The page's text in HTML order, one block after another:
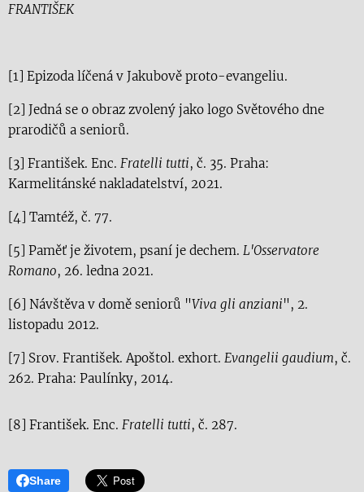
FRANTIŠEK
[1] Epizoda líčená v Jakubově proto-evangeliu.
[2] Jedná se o obraz zvolený jako logo Světového dne
prarodičů a seniorů.
[3] František. Enc. Fratelli tutti, č. 35. Praha:
Karmelitánské nakladatelství, 2021.
[4] Tamtéž, č. 77.
[5] Paměť je životem, psaní je dechem. L'Osservatore
Romano, 26. ledna 2021.
[6] Návštěva v domě seniorů "Viva gli anziani", 2.
listopadu 2012.
[7] Srov. František. Apoštol. exhort. Evangelii gaudium, č.
262. Praha: Paulínky, 2014.
[8] František. Enc. Fratelli tutti, č. 287.
Share